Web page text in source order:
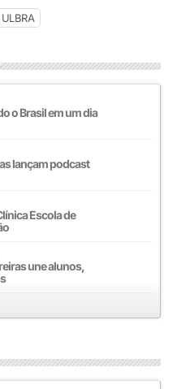
o Brasil em um dia
lançam podcast
Escola de
une alunos,